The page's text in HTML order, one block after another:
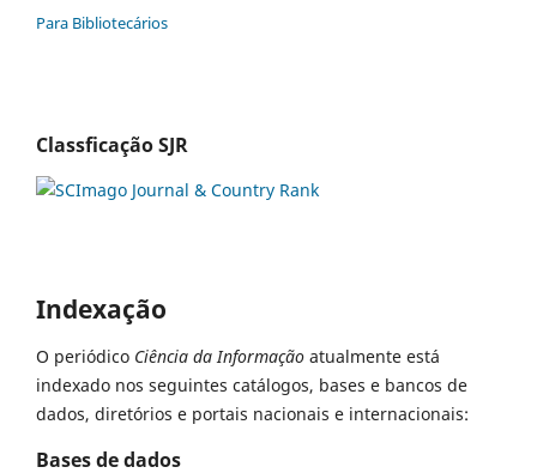
Para Bibliotecários
Classficação SJR
Indexação
O periódico Ciência da Informação atualmente está
indexado nos seguintes catálogos, bases e bancos de
dados, diretórios e portais nacionais e internacionais:
Bases de dados